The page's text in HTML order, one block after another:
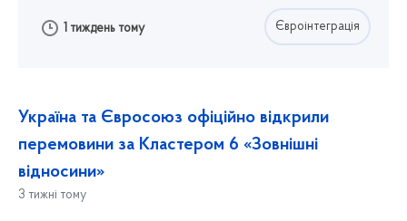
1 тиждень тому Євроінтеграція
Україна та Євросоюз офіційно відкрили
перемовини за Кластером 6 «Зовнішні
відносини»
3 тижні тому